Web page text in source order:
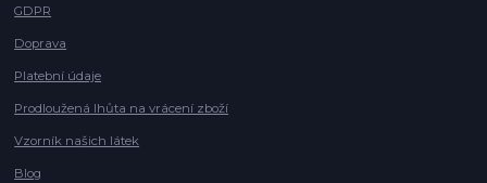
GDPR
Doprava
Platební údaje
Prodloužená lhůta na vrácení zboží
Vzorník našich látek
Blog